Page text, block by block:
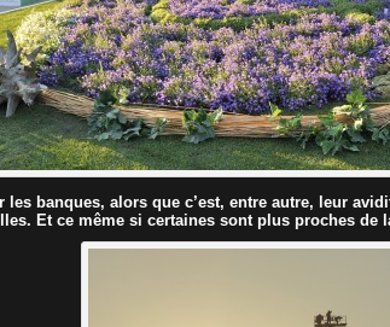
banques, alors que c’est, entre autre, leur
Et ce même si certaines sont plus proches de